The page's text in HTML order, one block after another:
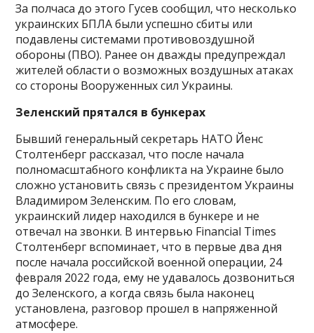
За полчаса до этого Гусев сообщил, что несколько
украинских БПЛА были успешно сбиты или
подавлены системами противовоздушной
обороны (ПВО). Ранее он дважды предупреждал
жителей области о возможных воздушных атаках
со стороны Вооруженных сил Украины.
Зеленский прятался в бункерах
Бывший генеральный секретарь НАТО Йенс
Столтенберг рассказал, что после начала
полномасштабного конфликта на Украине было
сложно установить связь с президентом Украины
Владимиром Зеленским. По его словам,
украинский лидер находился в бункере и не
отвечал на звонки. В интервью Financial Times
Столтенберг вспоминает, что в первые два дня
после начала российской военной операции, 24
февраля 2022 года, ему не удавалось дозвониться
до Зеленского, а когда связь была наконец
установлена, разговор прошел в напряженной
атмосфере.